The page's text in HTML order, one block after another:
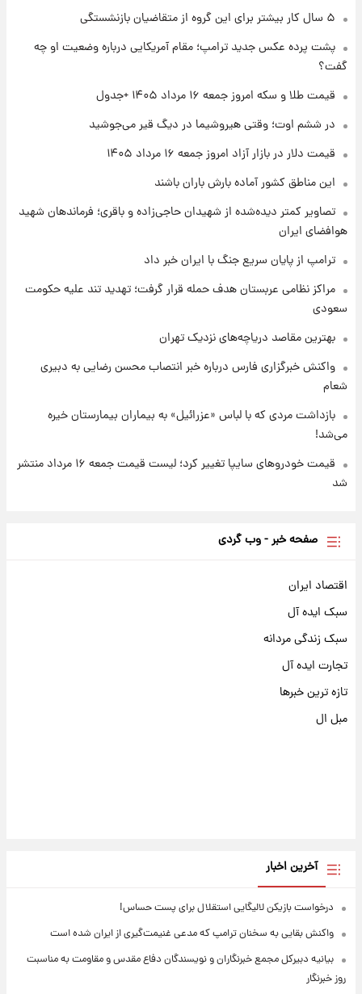
۱ روز پیش
شد+فیلم
۱ روز پیش
امروز پنجشنبه ۱۵ مرداد ۱۴۰۵ +جدول
قیمت طلا و سکه امروز پنجشنبه ۱۵ مرداد ۱۴۰۵
شارژ جدید کالابرگ برای سه دهک؛ جزئیات اعلام
۵ سال کار بیشتر برای این گروه از متقاضیان بازنشستگی
پشت پرده عکس جدید ترامپ؛ مقام آمریکایی درباره وضعیت او چه
گفت؟
قیمت طلا و سکه امروز جمعه ۱۶ مرداد ۱۴۰۵ +جدول
در ششم اوت؛ وقتی هیروشیما در دیگ قیر می‌جوشید
قیمت دلار در بازار آزاد امروز جمعه ۱۶ مرداد ۱۴۰۵
این مناطق کشور آماده بارش باران باشند
تصاویر کمتر دیده‌شده از شهیدان حاجی‌زاده و باقری؛ فرماندهان شهید
هوافضای ایران
ترامپ از پایان سریع جنگ با ایران خبر داد
مراکز نظامی عربستان هدف حمله قرار گرفت؛ تهدید تند علیه حکومت
سعودی
بهترین مقاصد دریاچه‌های نزدیک تهران
واکنش خبرگزاری فارس درباره خبر انتصاب محسن رضایی به دبیری
شعام
بازداشت مردی که با لباس «عزرائیل» به بیماران بیمارستان خیره
می‌شد!
قیمت خودروهای سایپا تغییر کرد؛ لیست قیمت جمعه ۱۶ مرداد منتشر
شد
صفحه خبر - وب گردی
اقتصاد ایران
سبک ایده آل
سبک زندگی مردانه
تجارت ایده آل
تازه ترین خبرها
مبل ال
آخرین اخبار
درخواست بازیکن لالیگایی استقلال برای پست حساس!
واکنش بقایی به سخنان ترامپ که مدعی غنیمت‌گیری از ایران شده است
بیانیه دبیرکل مجمع خبرنگاران و نویسندگان دفاع مقدس و مقاومت به مناسبت
روز خبرنگار